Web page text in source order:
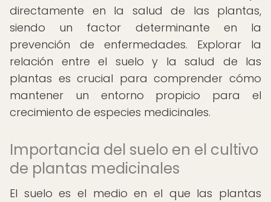
directamente en la salud de las plantas,
siendo un factor determinante en la
prevención de enfermedades. Explorar la
relación entre el suelo y la salud de las
plantas es crucial para comprender cómo
mantener un entorno propicio para el
crecimiento de especies medicinales.
Importancia del suelo en el cultivo
de plantas medicinales
El suelo es el medio en el que las plantas